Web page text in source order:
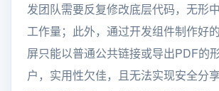
发团队需要反复修改底层代码，无形
工作量；此外，通过开发组件制作好
屏只能以普通公共链接或导出PDF的
户，实用性欠佳，且无法实现安全分